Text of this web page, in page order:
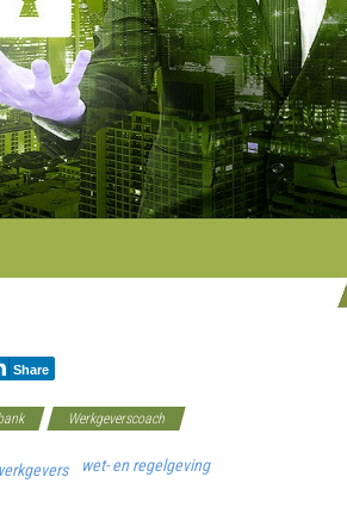
Share
Werkgeverscoach
wet- en regelgeving